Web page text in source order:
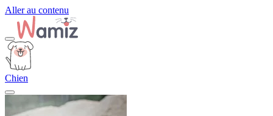
Aller au contenu
Chien